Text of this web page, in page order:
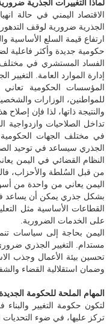
لماذا التغييرات الجذرية
الاقتصاد اليمني في حالة
الجذرية ضرورية لوقف
ارتفاع قيمة السلع الأساسية
حكومية جديدة وأكثر فاعلية
الفساد المستشري في مختلف
إدارة الموارد العامة.
المؤسسات الحكومية
للمواطنين، الوزارات
والنتيجة ذاتها، لذا فإن
تداخل الصلاحيات وازدواجية
في مختلف الجهات الحكومية
الجذري سيساعد في توحيد
النظام القضائي في اليمن
من قبل السُلطة والأحزاب،
اليمن يعاني من واحدة من
بشكل جذري يمكن أن يساعد في
القطاعات الأساسية مثل
على الخدمات الضرورية.
اليمن بحاجة إلى سياسات
مستدام. التغيير الجذري
تحسين بيئة الأعمال وجذب
وضمان استقلالية القضاء
المهام الملحة للحكومة الجديدة
لتكون حكومة التغيير
تركز عليها، في ضوء التحديات